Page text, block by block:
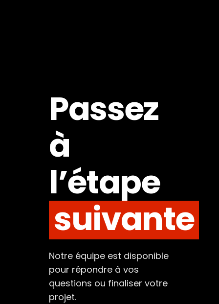
Passez
à
l’étape
suivante
Notre équipe est disponible
pour répondre à vos
questions ou finaliser votre
projet.